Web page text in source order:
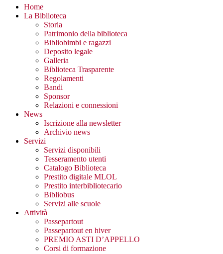
Home
La Biblioteca
Storia
Patrimonio della biblioteca
Bibliobimbi e ragazzi
Deposito legale
Galleria
Biblioteca Trasparente
Regolamenti
Bandi
Sponsor
Relazioni e connessioni
News
Iscrizione alla newsletter
Archivio news
Servizi
Servizi disponibili
Tesseramento utenti
Catalogo Biblioteca
Prestito digitale MLOL
Prestito interbibliotecario
Bibliobus
Servizi alle scuole
Attività
Passepartout
Passepartout en hiver
PREMIO ASTI D’APPELLO
Corsi di formazione